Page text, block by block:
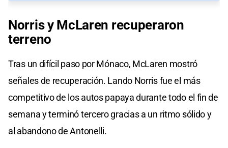
Norris y McLaren recuperaron
terreno
Tras un difícil paso por Mónaco, McLaren mostró
señales de recuperación. Lando Norris fue el más
competitivo de los autos papaya durante todo el fin de
semana y terminó tercero gracias a un ritmo sólido y
al abandono de Antonelli.